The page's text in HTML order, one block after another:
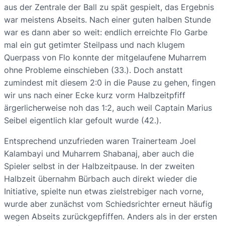
aus der Zentrale der Ball zu spät gespielt, das Ergebnis
war meistens Abseits. Nach einer guten halben Stunde
war es dann aber so weit: endlich erreichte Flo Garbe
mal ein gut getimter Steilpass und nach klugem
Querpass von Flo konnte der mitgelaufene Muharrem
ohne Probleme einschieben (33.). Doch anstatt
zumindest mit diesem 2:0 in die Pause zu gehen, fingen
wir uns nach einer Ecke kurz vorm Halbzeitpfiff
ärgerlicherweise noh das 1:2, auch weil Captain Marius
Seibel eigentlich klar gefoult wurde (42.).
Entsprechend unzufrieden waren Trainerteam Joel
Kalambayi und Muharrem Shabanaj, aber auch die
Spieler selbst in der Halbzeitpause. In der zweiten
Halbzeit übernahm Bürbach auch direkt wieder die
Initiative, spielte nun etwas zielstrebiger nach vorne,
wurde aber zunächst vom Schiedsrichter erneut häufig
wegen Abseits zurückgepfiffen. Anders als in der ersten